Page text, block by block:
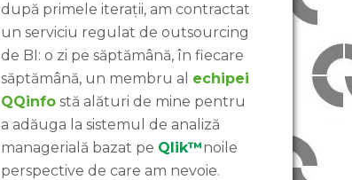
după primele iterații, am contractat
un serviciu regulat de outsourcing
de BI: o zi pe săptămână, în fiecare
săptămână, un membru al echipei
QQinfo stă alături de mine pentru
a adăuga la sistemul de analiză
managerială bazat pe Qlik™noile
perspective de care am nevoie.